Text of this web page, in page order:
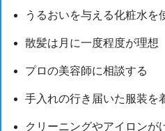
うるおいを与える化粧水を
散髪は月に一度程度が理想
プロの美容師に相談する
手入れの行き届いた服装を
クリーニングやアイロンが